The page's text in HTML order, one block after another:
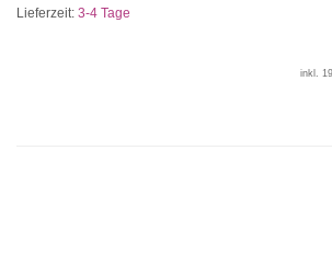
Lieferzeit: 3-4 Tage
inkl.